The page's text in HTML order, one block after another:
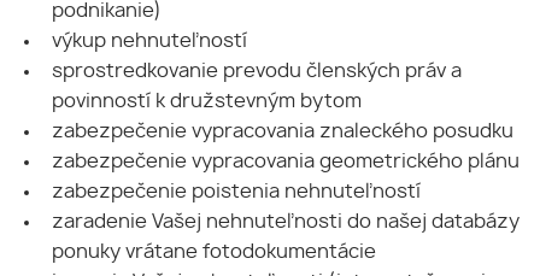
podnikanie)
výkup nehnuteľností
sprostredkovanie prevodu členských práv a
povinností k družstevným bytom
zabezpečenie vypracovania znaleckého posudku
zabezpečenie vypracovania geometrického plánu
zabezpečenie poistenia nehnuteľností
zaradenie Vašej nehnuteľnosti do našej databázy
ponuky vrátane fotodokumentácie